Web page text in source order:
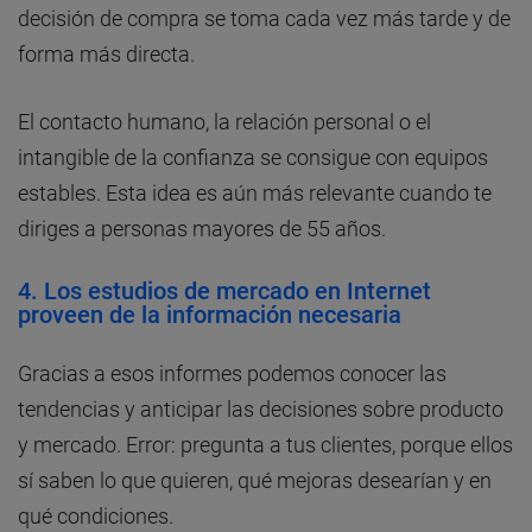
decisión de compra se toma cada vez más tarde y de
forma más directa.
El contacto humano, la relación personal o el
intangible de la confianza se consigue con equipos
estables. Esta idea es aún más relevante cuando te
diriges a personas mayores de 55 años.
4. Los estudios de mercado en Internet
proveen de la información necesaria
Gracias a esos informes podemos conocer las
tendencias y anticipar las decisiones sobre producto
y mercado. Error: pregunta a tus clientes, porque ellos
sí saben lo que quieren, qué mejoras desearían y en
qué condiciones.